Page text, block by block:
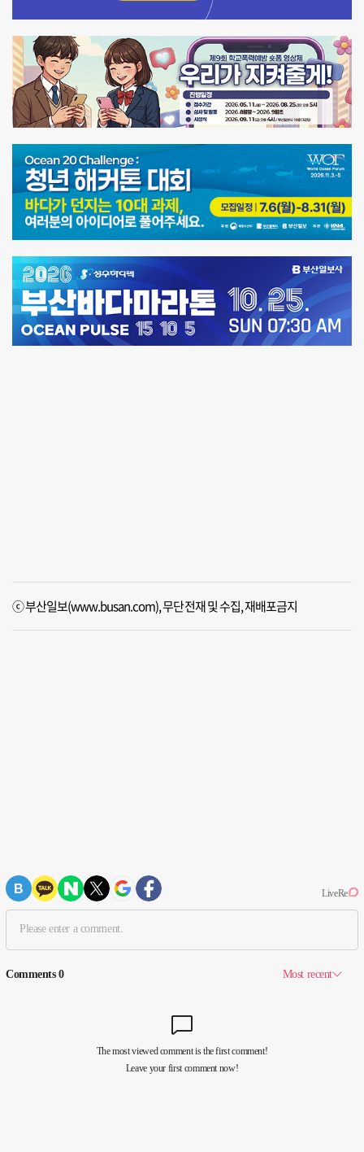
ⓒ 부산일보(www.busan.com), 무단전재 및 수집, 재배포금지